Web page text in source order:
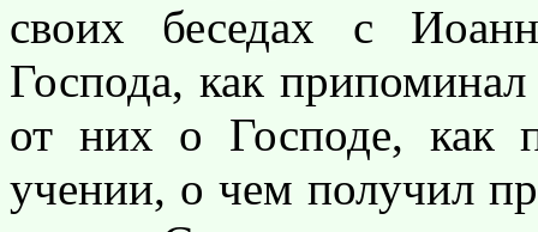
своих беседах с
Господа, как
от них о Господе, как
учении, о чем получил